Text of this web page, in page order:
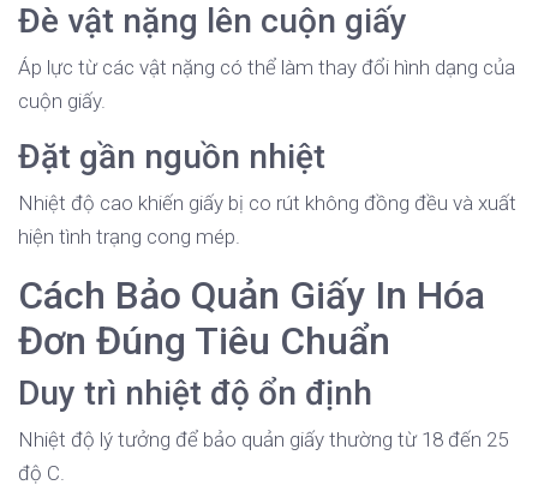
Đè vật nặng lên cuộn giấy
Áp lực từ các vật nặng có thể làm thay đổi hình dạng của
cuộn giấy.
Đặt gần nguồn nhiệt
Nhiệt độ cao khiến giấy bị co rút không đồng đều và xuất
hiện tình trạng cong mép.
Cách Bảo Quản Giấy In Hóa
Đơn Đúng Tiêu Chuẩn
Duy trì nhiệt độ ổn định
Nhiệt độ lý tưởng để bảo quản giấy thường từ 18 đến 25
độ C.